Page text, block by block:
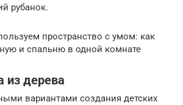
рубанок.
пространство с умом: как
и спальню в одной комнате
из дерева
вариантами создания детских